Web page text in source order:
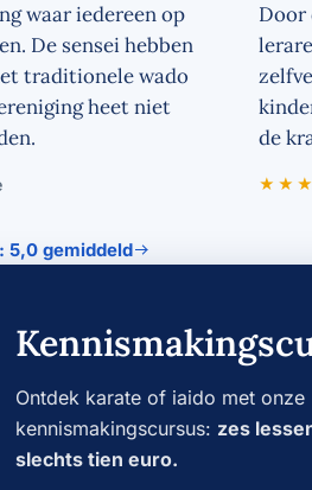
waar iedereen op
De sensei hebben
traditionele wado
heet niet
Door
de
5
5,0 gemiddeld
Ontdek karate of iaido met onze
kennismakingscursus: zes
slechts tien euro.